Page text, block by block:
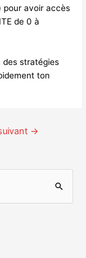
pour avoir accès
de 0 à
des stratégies
ton
→